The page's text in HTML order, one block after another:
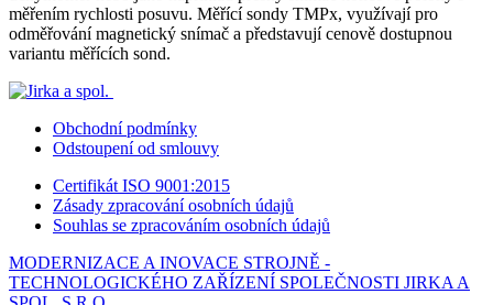
měřením rychlosti posuvu. Měřící sondy TMPx, využívají pro
odměřování magnetický snímač a představují cenově dostupnou
variantu měřících sond.
Obchodní podmínky
Odstoupení od smlouvy
Certifikát ISO 9001:2015
Zásady zpracování osobních údajů
Souhlas se zpracováním osobních údajů
MODERNIZACE A INOVACE STROJNĚ -
TECHNOLOGICKÉHO ZAŘÍZENÍ SPOLEČNOSTI JIRKA A